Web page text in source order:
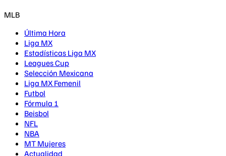
MLB
Última Hora
Liga MX
Estadísticas Liga MX
Leagues Cup
Selección Mexicana
Liga MX Femenil
Futbol
Fórmula 1
Beisbol
NFL
NBA
MT Mujeres
Actualidad